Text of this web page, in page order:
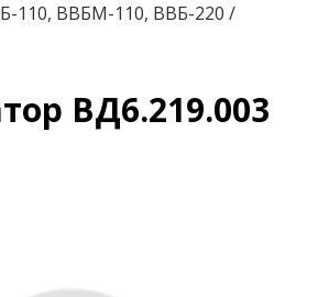
110, ВВБМ-110, ВВБ-220 /
ВД6.219.003